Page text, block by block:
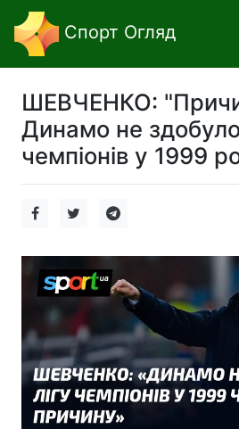
Спорт Огляд
ШЕВЧЕНКО:
Динамо не здобуло
чемпіонів у 1999